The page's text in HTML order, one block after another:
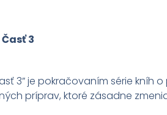
3
3” je pokračovaním série
príprav, ktoré zásadne